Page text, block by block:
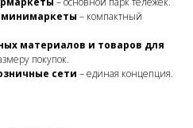
минимаркеты – компактный
материалов и товаров для
покупок.
сети – единая концепция.